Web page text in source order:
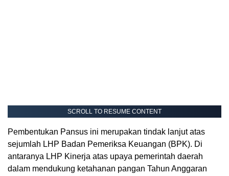
SCROLL TO RESUME CONTENT
Pembentukan Pansus ini merupakan tindak lanjut atas
sejumlah LHP Badan Pemeriksa Keuangan (BPK). Di
antaranya LHP Kinerja atas upaya pemerintah daerah
dalam mendukung ketahanan pangan Tahun Anggaran